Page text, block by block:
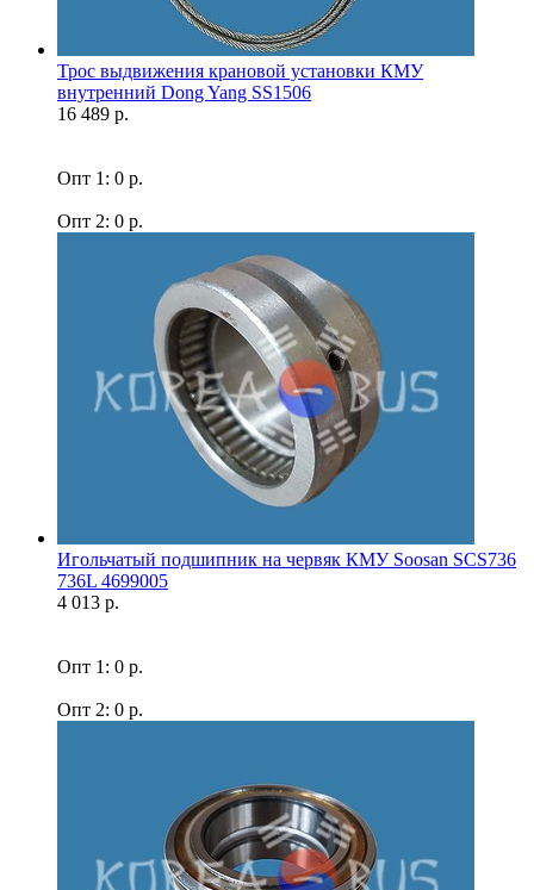
Трос выдвижения крановой установки КМУ
внутренний Dong Yang SS1506
16 489 р.
Опт 1: 0 р.
Опт 2: 0 р.
Игольчатый подшипник на червяк КМУ Soosan SCS736
736L 4699005
4 013 р.
Опт 1: 0 р.
Опт 2: 0 р.